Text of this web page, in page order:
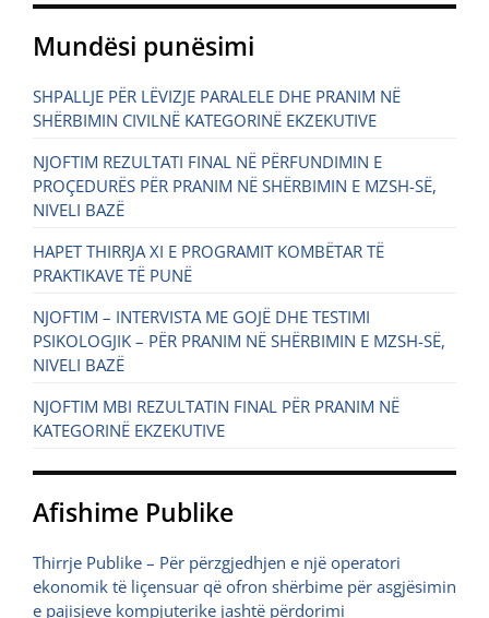
Mundësi punësimi
SHPALLJE PËR LËVIZJE PARALELE DHE PRANIM NË
SHËRBIMIN CIVILNË KATEGORINË EKZEKUTIVE
NJOFTIM REZULTATI FINAL NË PËRFUNDIMIN E
PROÇEDURËS PËR PRANIM NË SHËRBIMIN E MZSH-SË,
NIVELI BAZË
HAPET THIRRJA XI E PROGRAMIT KOMBËTAR TË
PRAKTIKAVE TË PUNË
NJOFTIM – INTERVISTA ME GOJË DHE TESTIMI
PSIKOLOGJIK – PËR PRANIM NË SHËRBIMIN E MZSH-SË,
NIVELI BAZË
NJOFTIM MBI REZULTATIN FINAL PËR PRANIM NË
KATEGORINË EKZEKUTIVE
Afishime Publike
Thirrje Publike – Për përzgjedhjen e një operatori
ekonomik të liçensuar që ofron shërbime për asgjësimin
e pajisjeve kompjuterike jashtë përdorimi